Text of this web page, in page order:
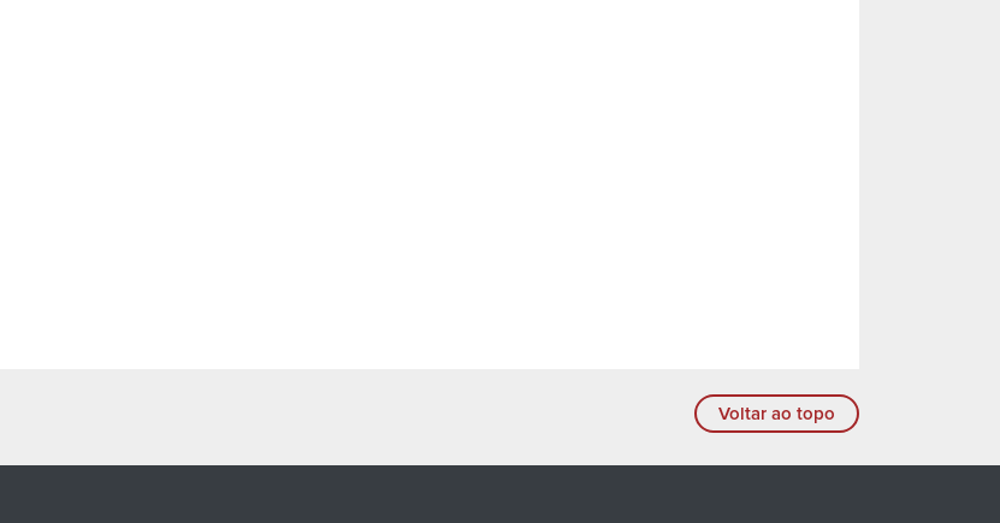
Voltar ao topo